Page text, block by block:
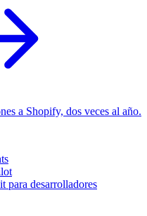
a Shopify, dos veces al año.
para desarrolladores